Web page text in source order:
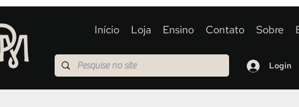
Início Loja Ensino Contato Sobre
Login